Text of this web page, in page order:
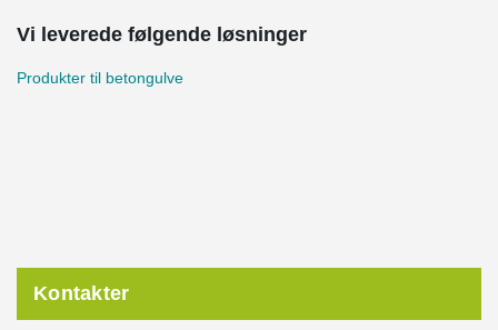
Vi leverede følgende løsninger
Produkter til betongulve
Kontakter